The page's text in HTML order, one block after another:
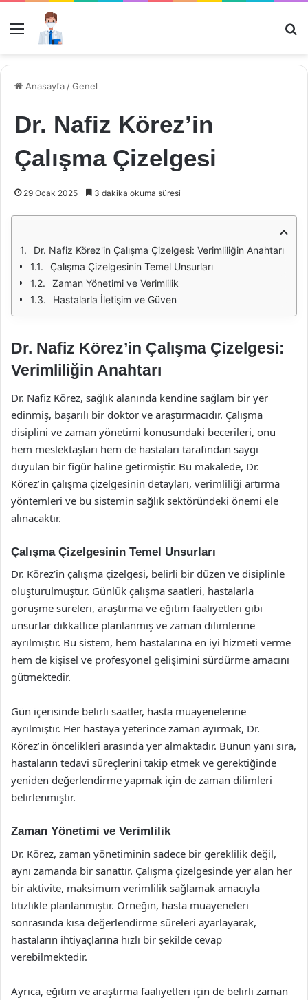
Menü
Anasayfa /Genel
Dr. Nafiz Körez’in
Çalışma Çizelgesi
29 Ocak 2025 3 dakika okuma süresi
Dr. Nafiz Körez'in Çalışma Çizelgesi: Verimliliğin Anahtarı
Çalışma Çizelgesinin Temel Unsurları
Zaman Yönetimi ve Verimlilik
Hastalarla İletişim ve Güven
Dr. Nafiz Körez’in Çalışma Çizelgesi:
Verimliliğin Anahtarı
Dr. Nafiz Körez, sağlık alanında kendine sağlam bir yer
edinmiş, başarılı bir doktor ve araştırmacıdır. Çalışma
disiplini ve zaman yönetimi konusundaki becerileri, onu
hem meslektaşları hem de hastaları tarafından saygı
duyulan bir figür haline getirmiştir. Bu makalede, Dr.
Körez’in çalışma çizelgesinin detayları, verimliliği artırma
yöntemleri ve bu sistemin sağlık sektöründeki önemi ele
alınacaktır.
Çalışma Çizelgesinin Temel Unsurları
Dr. Körez’in çalışma çizelgesi, belirli bir düzen ve disiplinle
oluşturulmuştur. Günlük çalışma saatleri, hastalarla
görüşme süreleri, araştırma ve eğitim faaliyetleri gibi
unsurlar dikkatlice planlanmış ve zaman dilimlerine
ayrılmıştır. Bu sistem, hem hastalarına en iyi hizmeti verme
hem de kişisel ve profesyonel gelişimini sürdürme amacını
gütmektedir.
Gün içerisinde belirli saatler, hasta muayenelerine
ayrılmıştır. Her hastaya yeterince zaman ayırmak, Dr.
Körez’in öncelikleri arasında yer almaktadır. Bunun yanı sıra,
hastaların tedavi süreçlerini takip etmek ve gerektiğinde
yeniden değerlendirme yapmak için de zaman dilimleri
belirlenmiştir.
Zaman Yönetimi ve Verimlilik
Dr. Körez, zaman yönetiminin sadece bir gereklilik değil,
aynı zamanda bir sanattır. Çalışma çizelgesinde yer alan her
bir aktivite, maksimum verimlilik sağlamak amacıyla
titizlikle planlanmıştır. Örneğin, hasta muayeneleri
sonrasında kısa değerlendirme süreleri ayarlayarak,
hastaların ihtiyaçlarına hızlı bir şekilde cevap
verebilmektedir.
Ayrıca, eğitim ve araştırma faaliyetleri için de belirli zaman